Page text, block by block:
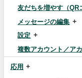
友だちを増やす（QR
メッセージの編集
設定
複数アカウント／ア
応用